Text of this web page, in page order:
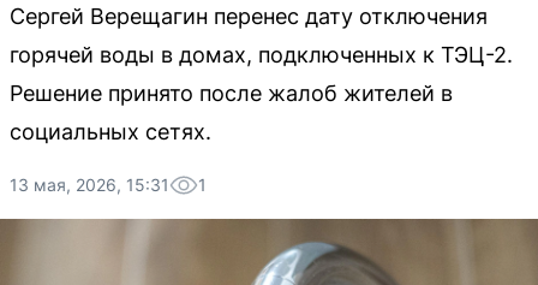
Сергей Верещагин перенес дату отключения
горячей воды в домах, подключенных к ТЭЦ-2.
Решение принято после жалоб жителей в
социальных сетях.
13 мая, 2026, 15:31 1